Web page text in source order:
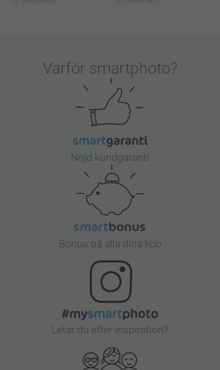
Varför smartphoto?
Nöjd kundgaranti
Bonus på alla dina köp
Letar du efter inspiration?